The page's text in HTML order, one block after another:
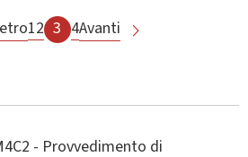
12 3 4Avanti
- Provvedimento di